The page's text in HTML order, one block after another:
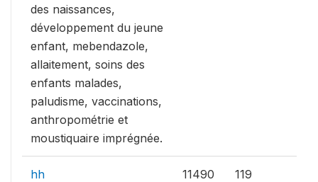
des naissances,
développement du jeune
enfant, mebendazole,
allaitement, soins des
enfants malades,
paludisme, vaccinations,
anthropométrie et
moustiquaire imprégnée.
hh
11490 119